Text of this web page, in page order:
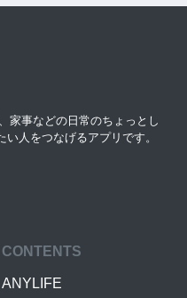
家事などの日常のちょっとし
人をつなげるアプリです。
CONTENTS
ANYLIFE